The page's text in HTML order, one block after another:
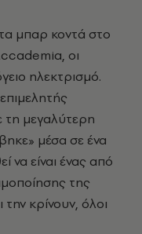
μπαρ κοντά στο
οι
ηλεκτρισμό.
τη μεγαλύτερη
μέσα σε ένα
να είναι ένας από
της
κρίνουν, όλοι